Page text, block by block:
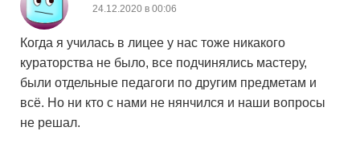
24.12.2020 в 00:06
Когда я училась в лицее у нас тоже никакого
кураторства не было, все подчинялись мастеру,
были отдельные педагоги по другим предметам и
всё. Но ни кто с нами не нянчился и наши вопросы
не решал.